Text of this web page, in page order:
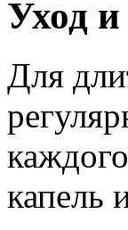
Уход
Для
капель